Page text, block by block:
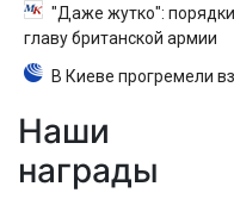
"Даже жутко":
главу британской армии
В Киеве прогремели
Наши
награды